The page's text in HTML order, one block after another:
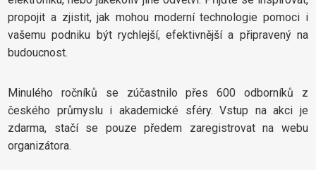
propojit a zjistit, jak mohou moderní technologie pomoci i
vašemu podniku být rychlejší, efektivnější a připravený na
budoucnost.
Minulého ročníků se zúčastnilo přes 600 odborníků z
českého průmyslu i akademické sféry. Vstup na akci je
zdarma, stačí se pouze předem zaregistrovat na webu
organizátora.